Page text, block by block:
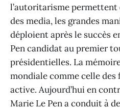
l’autoritarisme permettent
des media, les grandes
déploient après le succès
Pen candidat au premier
présidentielles. La
mondiale comme celle des
active. Aujourd’hui en
Marie Le Pen a conduit à